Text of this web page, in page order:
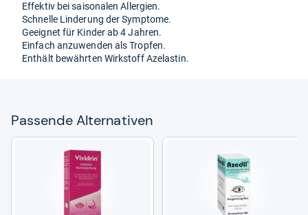
Effek­tiv bei sai­sona­len All­er­gien.
Schnelle Lin­de­rung der Sym­ptome.
Geeig­net für Kin­der ab 4 Jah­ren.
Ein­fach anzu­wen­den als Trop­fen.
Ent­hält bewähr­ten Wirk­stoff Azelas­tin.
Pas­sende Alter­na­ti­ven